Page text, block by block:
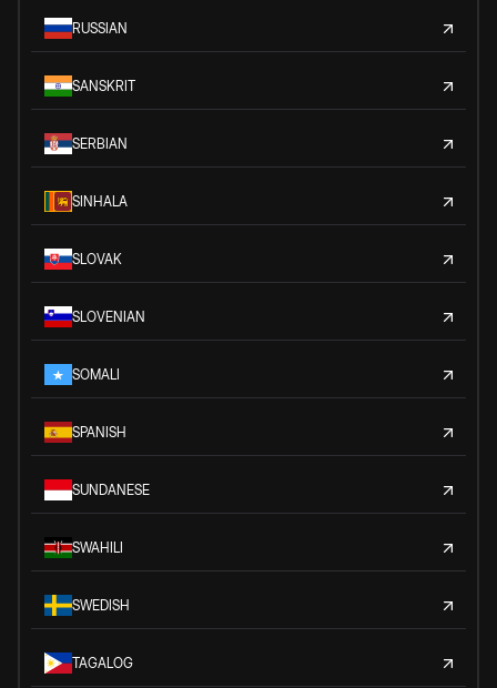
RUSSIAN
SANSKRIT
SERBIAN
SINHALA
SLOVAK
SLOVENIAN
SOMALI
SPANISH
SUNDANESE
SWAHILI
SWEDISH
TAGALOG